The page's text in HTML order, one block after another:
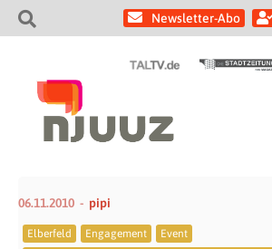
Newsletter-Abo
06.11.2010 pipi
Elberfeld Engagement
Event